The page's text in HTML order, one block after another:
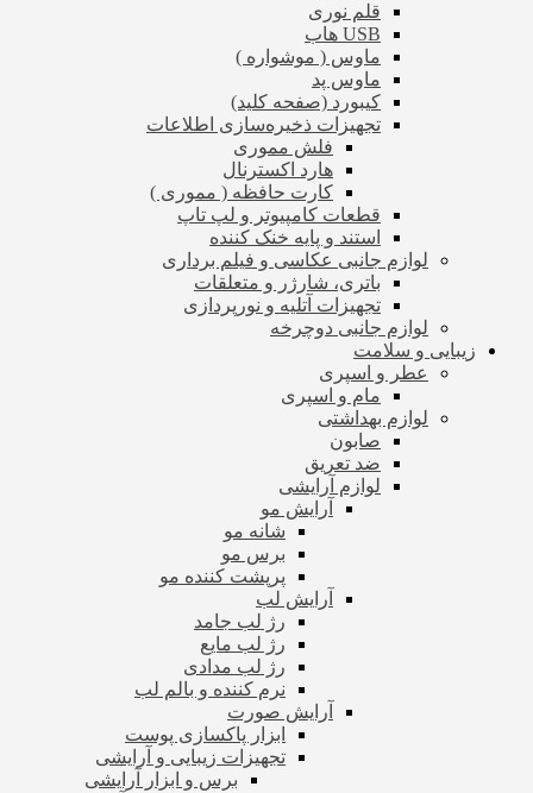
قلم نوری
USB هاب
ماوس ( موشواره )
ماوس پد
کیبورد (صفحه کلید)
تجهیزات ذخیره‌سازی اطلاعات
فلش مموری
هارد اکسترنال
کارت حافظه ( مموری )
قطعات کامپیوتر و لپ تاپ
استند و پایه خنک کننده
لوازم جانبی عکاسی و فیلم برداری
باتری، شارژر و متعلقات
تجهیزات آتلیه و نورپردازی
لوازم جانبی دوچرخه
زیبایی و سلامت
عطر و اسپری
مام و اسپری
لوازم بهداشتی
صابون
ضد تعریق
لوازم آرایشی
آرایش مو
شانه مو
برس مو
پرپشت کننده مو
آرایش لب
رژ لب جامد
رژ لب مایع
رژ لب مدادی
نرم کننده و بالم لب
آرایش صورت
ابزار پاکسازی پوست
تجهیزات زیبایی و آرایشی
برس و ابزار آرایشی